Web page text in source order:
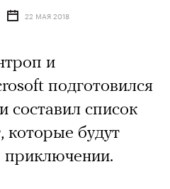
22 МАЯ 2018
и
подготовился
составил список
которые будут